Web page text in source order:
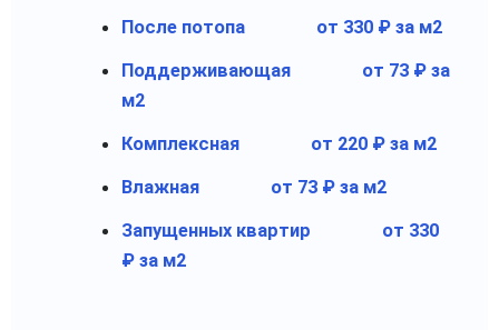
После потопа от 330 ₽ за м2
Поддерживающая
от 73 ₽ за
м2
Комплексная от 220 ₽ за м2
Влажная от 73 ₽ за м2
Запущенных квартир
от 330
₽ за м2